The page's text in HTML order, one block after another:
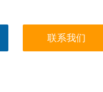
联系我们